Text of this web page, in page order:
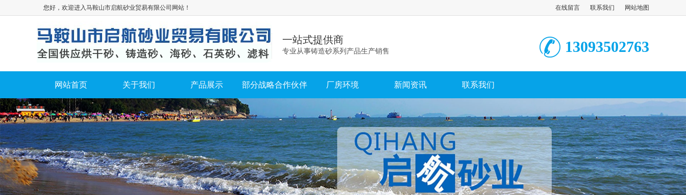
您好，欢迎进入马鞍山市启航砂业贸易有限公司网站！ 在线留言 联系我们 网站地图
一站式提供商
专业从事铸造砂系列产品生产销售 13093502763
网站首页 关于我们 产品展示 部分战略合作伙伴 厂房环境 新闻资讯 联系我们